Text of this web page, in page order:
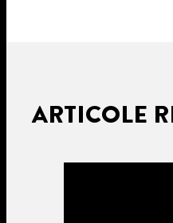
ARTICOLE